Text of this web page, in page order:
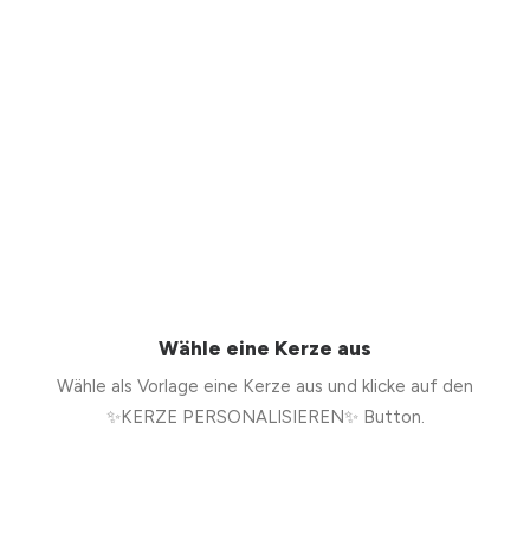
Wähle eine Kerze aus
Wähle als Vorlage eine Kerze aus und klicke auf den
✨KERZE PERSONALISIEREN✨ Button.